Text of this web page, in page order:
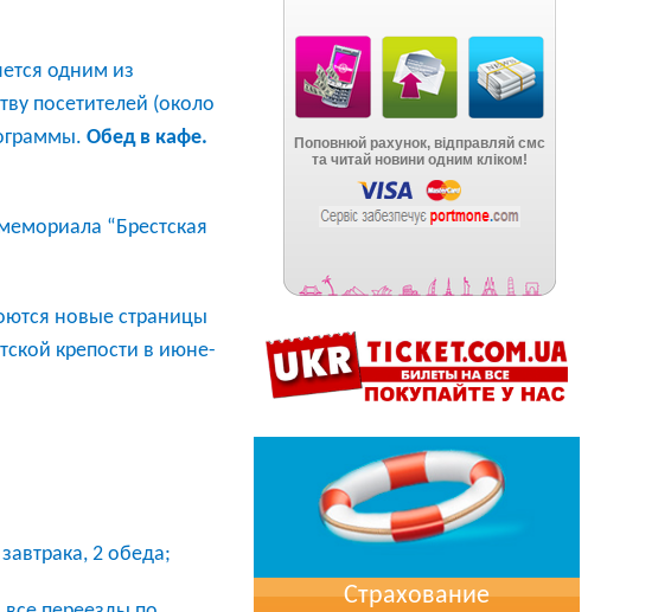
одним из
посетителей (около
Обед в кафе.
“Брестская
новые страницы
крепости в июне-
2 обеда;
Страхование